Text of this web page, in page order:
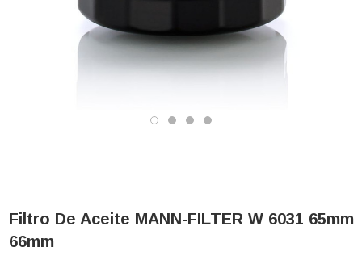
Filtro De Aceite MANN-FILTER W 6031 65mm
66mm